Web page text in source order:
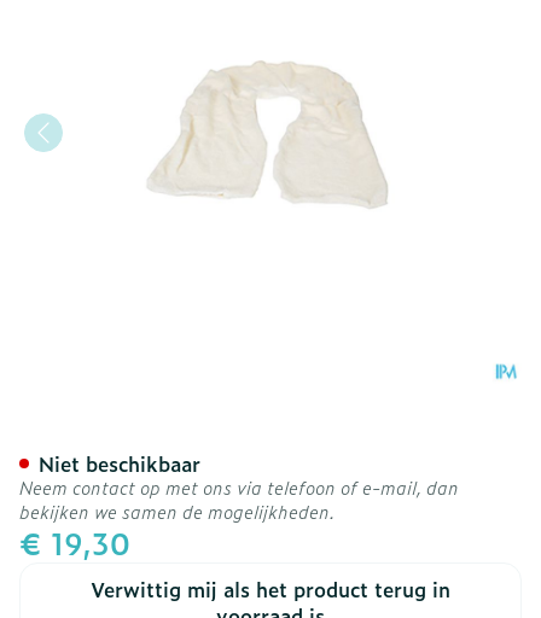
€ 19,30
Verwittig mij als het product terug in
Niet beschikbaar
Neem contact op met ons via telefoon of e-mail, dan
bekijken we samen de mogelijkheden.